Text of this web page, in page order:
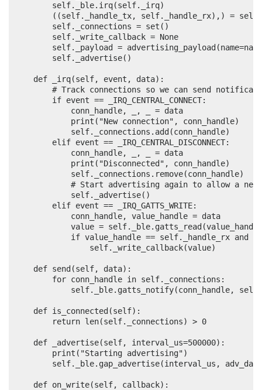
        self._ble.irq(self._irq)
((self._handle_tx, self._handle_rx),) =
        self._connections = set()
        self._write_callback = None
self._payload =
        self._advertise()
    def _irq(self, event, data):
# Track connections so we can send
        if event == _IRQ_CENTRAL_CONNECT:
            conn_handle, _, _ = data
            print("New connection", conn_handle)
            self._connections.add(conn_handle)
        elif event == _IRQ_CENTRAL_DISCONNECT:
            conn_handle, _, _ = data
            print("Disconnected", conn_handle)
            self._connections.remove(conn_handle)
# Start advertising again to allow a new
            self._advertise()
        elif event == _IRQ_GATTS_WRITE:
            conn_handle, value_handle = data
value =
if value_handle == self._handle_rx and
                self._write_callback(value)
    def send(self, data):
        for conn_handle in self._connections:
self._ble.gatts_notify(conn_handle,
    def is_connected(self):
        return len(self._connections) > 0
    def _advertise(self, interval_us=500000):
        print("Starting advertising")
self._ble.gap_advertise(interval_us,
    def on_write(self, callback):